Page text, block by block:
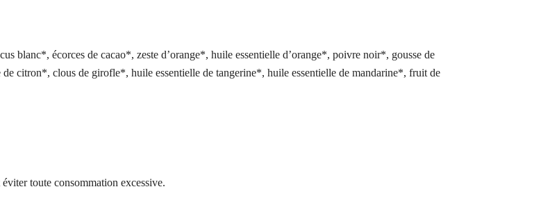
blanc*, écorces de cacao*, zeste d’orange*, huile essentielle d’orange*, poivre noir*, gousse de
citron*, clous de girofle*, huile essentielle de tangerine*, huile essentielle de mandarine*, fruit de
toute consommation excessive.